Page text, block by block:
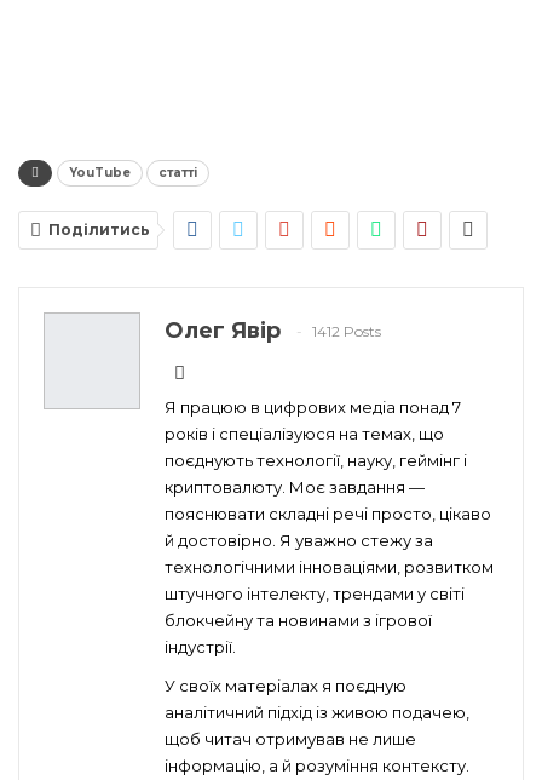
YouTube статті
Поділитись
Олег Явір 1412 Posts
Я працюю в цифрових медіа понад 7
років і спеціалізуюся на темах, що
поєднують технології, науку, геймінг і
криптовалюту. Моє завдання —
пояснювати складні речі просто, цікаво
й достовірно. Я уважно стежу за
технологічними інноваціями, розвитком
штучного інтелекту, трендами у світі
блокчейну та новинами з ігрової
індустрії.
У своїх матеріалах я поєдную
аналітичний підхід із живою подачею,
щоб читач отримував не лише
інформацію, а й розуміння контексту.